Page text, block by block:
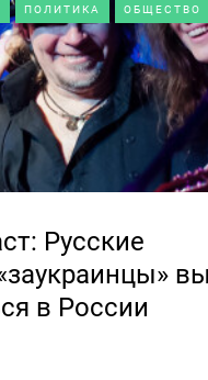
ПОЛИТИКА ОБЩЕСТВО
Русские
в России